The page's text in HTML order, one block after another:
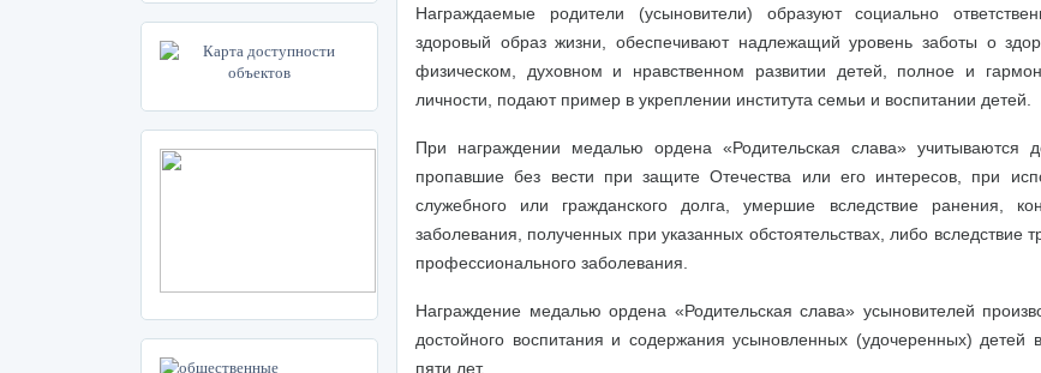
Награждаемые родители (усыновители) образуют социально
здоровый образ жизни, обеспечивают надлежащий уровень заботы о
физическом, духовном и нравственном развитии детей, полное и
личности, подают пример в укреплении института семьи и воспитании детей.
При награждении медалью ордена «Родительская слава» учитываются
пропавшие без вести при защите Отечества или его интересов, при
служебного или гражданского долга, умершие вследствие ранения,
заболевания, полученных при указанных обстоятельствах, либо вследствие
профессионального заболевания.
Награждение медалью ордена «Родительская слава» усыновителей
достойного воспитания и содержания усыновленных (удочеренных) детей
пяти лет.